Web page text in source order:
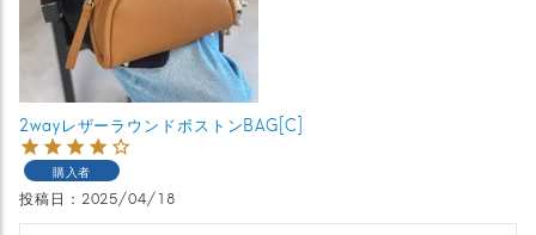
2wayレザーラウンドボストンBAG[C]
購入者
投稿日 2025/04/18